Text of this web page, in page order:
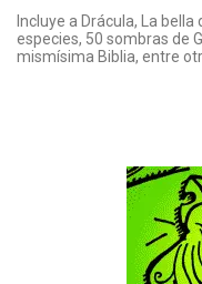
Incluye a Drácula, La
especies, 50 sombras de
mismísima Biblia, entre